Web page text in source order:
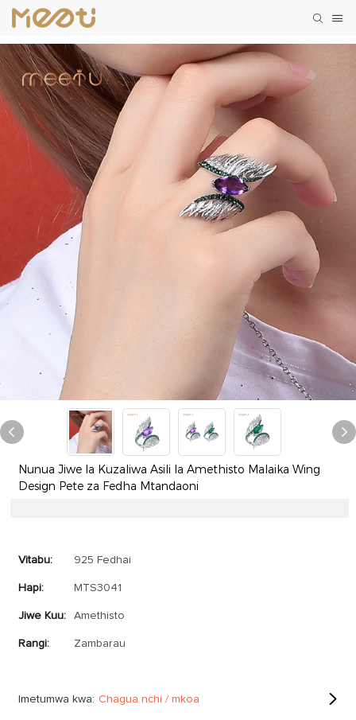
Nunua Jiwe la Kuzaliwa Asili la Amethisto Malaika Wing
Design Pete za Fedha Mtandaoni
Vitabu: 925 Fedhai
Hapi: MTS3041
Jiwe Kuu: Amethisto
Rangi: Zambarau
Imetumwa kwa: Chagua nchi / mkoa